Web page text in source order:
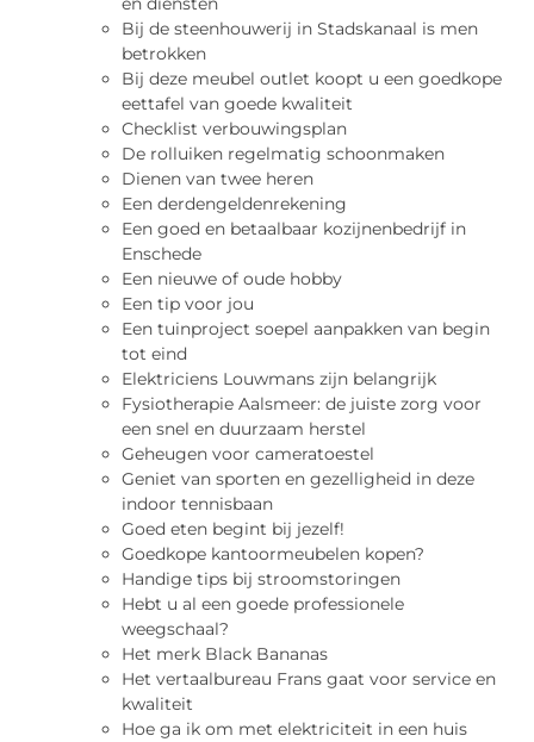
Bij de steenhouwerij in Stadskanaal is men
betrokken
Bij deze meubel outlet koopt u een goedkope
eettafel van goede kwaliteit
Checklist verbouwingsplan
De rolluiken regelmatig schoonmaken
Dienen van twee heren
Een derdengeldenrekening
Een goed en betaalbaar kozijnenbedrijf in
Enschede
Een nieuwe of oude hobby
Een tip voor jou
Een tuinproject soepel aanpakken van begin
tot eind
Elektriciens Louwmans zijn belangrijk
Fysiotherapie Aalsmeer: de juiste zorg voor
een snel en duurzaam herstel
Geheugen voor cameratoestel
Geniet van sporten en gezelligheid in deze
indoor tennisbaan
Goed eten begint bij jezelf!
Goedkope kantoormeubelen kopen?
Handige tips bij stroomstoringen
Hebt u al een goede professionele
weegschaal?
Het merk Black Bananas
Het vertaalbureau Frans gaat voor service en
kwaliteit
Hoe ga ik om met elektriciteit in een huis